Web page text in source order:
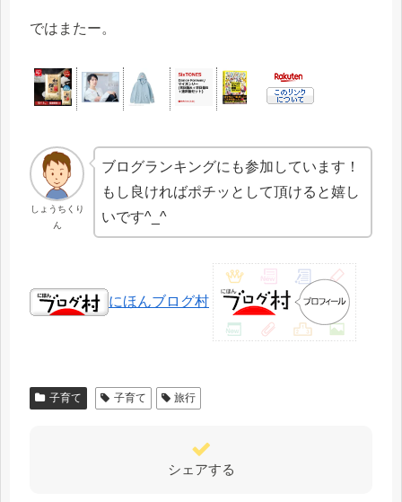
ではまたー。
しょうちくり
ん
ブログランキングにも参加しています！
もし良ければポチッとして頂けると嬉し
いです^_^
にほんブログ村
子育て 子育て 旅行
シェアする